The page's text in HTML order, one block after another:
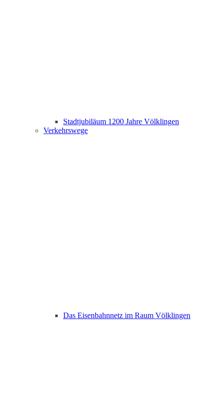
Stadtjubiläum 1200 Jahre Völklingen
Verkehrswege
Das Eisenbahnnetz im Raum Völklingen